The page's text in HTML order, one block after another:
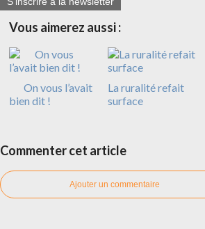
Vous aimerez aussi :
On vous l’avait
bien dit !
La ruralité refait
surface
Commenter cet article
Ajouter un commentaire